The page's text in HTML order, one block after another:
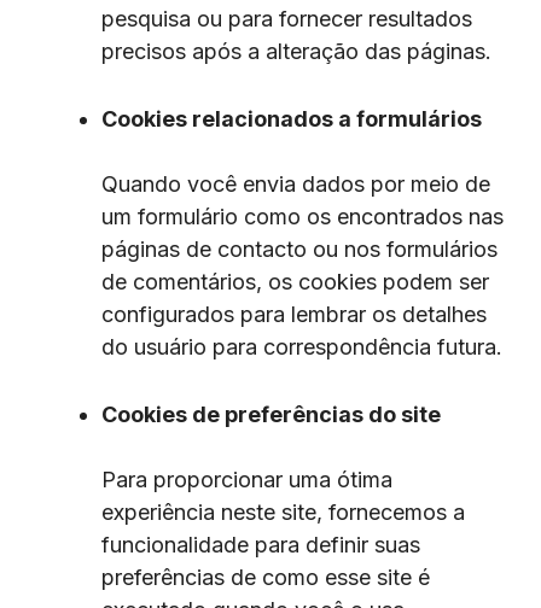
pesquisa ou para fornecer resultados
precisos após a alteração das páginas.
Cookies relacionados a formulários
Quando você envia dados por meio de
um formulário como os encontrados nas
páginas de contacto ou nos formulários
de comentários, os cookies podem ser
configurados para lembrar os detalhes
do usuário para correspondência futura.
Cookies de preferências do site
Para proporcionar uma ótima
experiência neste site, fornecemos a
funcionalidade para definir suas
preferências de como esse site é